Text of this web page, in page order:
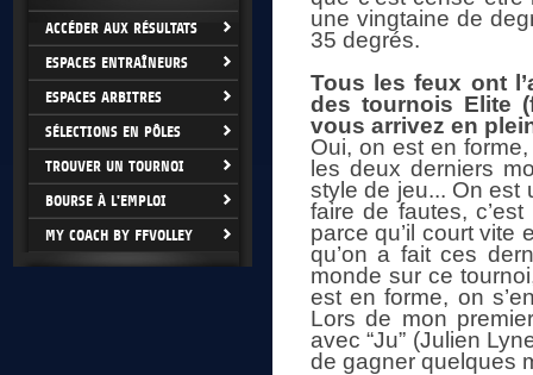
ACCÉDER AUX RÉSULTATS
ESPACES ENTRAÎNEURS
ESPACES ARBITRES
SÉLECTIONS EN PÔLES
TROUVER UN TOURNOI
BOURSE À L'EMPLOI
MY COACH BY FFVOLLEY
une vingtaine de
35 degrés.
Tous les feux ont
des tournois Elite
vous arrivez en
Oui, on est en
les deux derniers
style de jeu... On est
faire de fautes,
parce qu’il court vite
qu’on a fait ces
monde sur ce
est en forme, on
Lors de mon
avec “Ju” (Julien
de gagner quelques